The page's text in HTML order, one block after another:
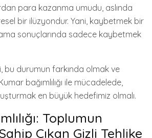
para kazanma umudu, aslında
bir ilüzyondur. Yani, kaybetmek bir
sonuçlarında sadece kaybetmek
bu durumun farkında olmak ve
bağımlılığı ile mücadelede,
en büyük hedefimiz olmalı.
Toplumun
Çıkan Gizli Tehlike